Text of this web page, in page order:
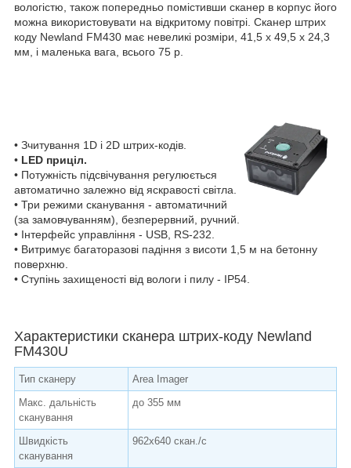
вологістю, також попередньо помістивши сканер в корпус його
можна використовувати на відкритому повітрі. Сканер штрих
коду Newland FM430 має невеликі розміри, 41,5 x 49,5 x 24,3
мм, і маленька вага, всього 75 р.
• Зчитування 1D і 2D штрих-кодів.
• LED приціл.
• Потужність підсвічування регулюється
автоматично залежно від яскравості світла.
• Три режими сканування - автоматичний
(за замовчуванням), безперервний, ручний.
• Інтерфейс управління - USB, RS-232.
• Витримує багаторазові падіння з висоти 1,5 м на бетонну
поверхню.
• Ступінь захищеності від вологи і пилу - IP54.
Характеристики сканера штрих-коду Newland
FM430U
Тип сканеру
Area Imager
Макс. дальність
сканування
до 355 мм
Швидкість
сканування
962x640 скан./с